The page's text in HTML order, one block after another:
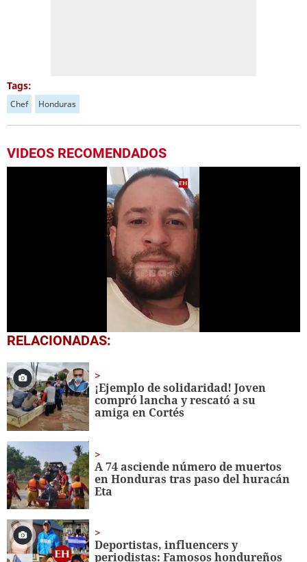
Tags:
Chef Honduras
VIDEOS RECOMENDADOS
1
second
1
minute,
19
seconds
RELACIONADAS:
¡Ejemplo de solidaridad! Joven
compró lancha y rescató a su
amiga en Cortés
A 74 asciende número de muertos
en Honduras tras paso del huracán
Eta
Deportistas, influencers y
periodistas: Famosos hondureños